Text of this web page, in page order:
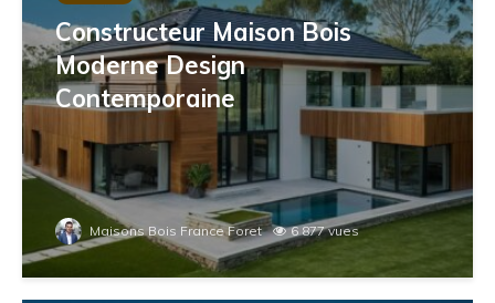
Constructeur Maison Bois
Moderne Design
Contemporaine
Maisons Bois France Foret 6 877 vues